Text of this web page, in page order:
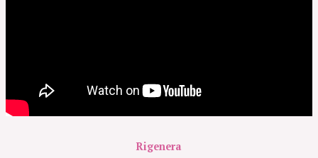
Rigenera